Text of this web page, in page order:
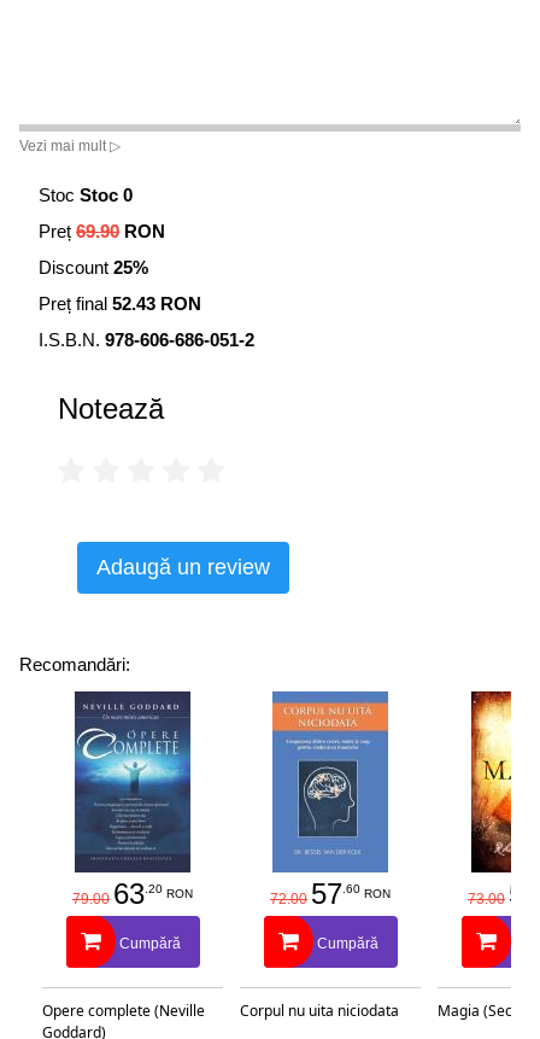
Vezi mai mult ▷
Stoc Stoc 0
Preț 69.90 RON
Discount 25%
Preț final 52.43 RON
I.S.B.N. 978-606-686-051-2
Notează
Adaugă un review
Recomandări:
79.00 63.20 RON
Cumpără
Opere complete (Neville
Goddard)
72.00 57.60 RON
Cumpără
Corpul nu uita niciodata
73.00 58
Magia